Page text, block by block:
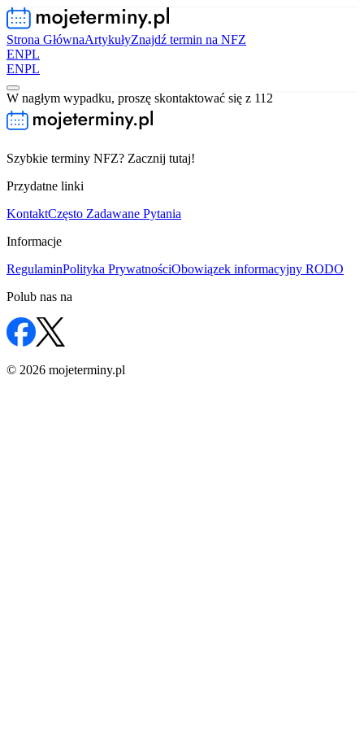
Strona GłównaArtykułyZnajdź termin na NFZ
ENPL
ENPL
W nagłym wypadku, proszę skontaktować się z 112
Szybkie terminy NFZ? Zacznij tutaj!
Przydatne linki
KontaktCzęsto Zadawane Pytania
Informacje
RegulaminPolityka PrywatnościObowiązek informacyjny RODO
Polub nas na
© 2026 mojeterminy.pl